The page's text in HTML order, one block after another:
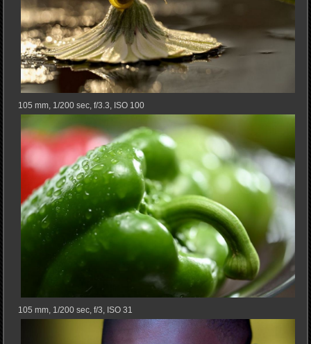
105 mm, 1/200 sec, f/3.3, ISO 100
105 mm, 1/200 sec, f/3, ISO 31